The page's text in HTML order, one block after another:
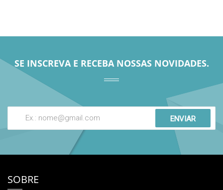
SE INSCREVA E RECEBA NOSSAS NOVIDADES.
ENVIAR
SOBRE